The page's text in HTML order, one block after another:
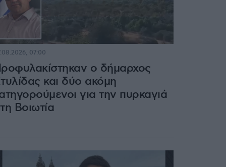
ο δήμαρχος
και δύο ακόμη
για την πυρκαγιά
Βοιωτία
07:00